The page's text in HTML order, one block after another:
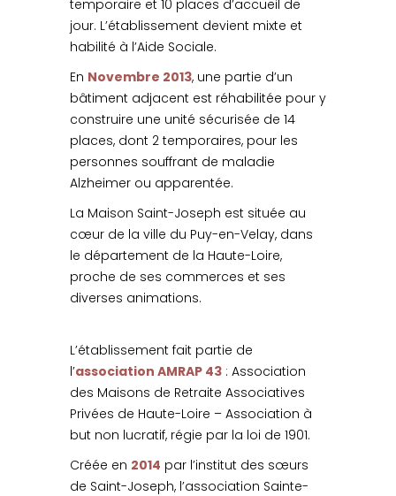
temporaire et 10 places d’accueil de
jour. L’établissement devient mixte et
habilité à l’Aide Sociale.
En Novembre 2013, une partie d’un
bâtiment adjacent est réhabilitée pour y
construire une unité sécurisée de 14
places, dont 2 temporaires, pour les
personnes souffrant de maladie
Alzheimer ou apparentée.
La Maison Saint-Joseph est située au
cœur de la ville du Puy-en-Velay, dans
le département de la Haute-Loire,
proche de ses commerces et ses
diverses animations.
L’établissement fait partie de
l’association AMRAP 43 : Association
des Maisons de Retraite Associatives
Privées de Haute-Loire – Association à
but non lucratif, régie par la loi de 1901.
Créée en 2014 par l’institut des sœurs
de Saint-Joseph, l’association Sainte-